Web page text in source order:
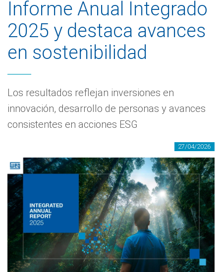
Informe Anual Integrado
2025 y destaca avances
en sostenibilidad
Los resultados reflejan inversiones en
innovación, desarrollo de personas y avances
consistentes en acciones ESG
27/04/2026